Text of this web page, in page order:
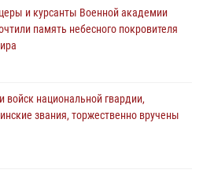
и курсанты Военной академии
память небесного покровителя
национальной гвардии,
звания, торжественно вручены